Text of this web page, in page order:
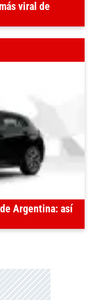
viral de
Argentina: así